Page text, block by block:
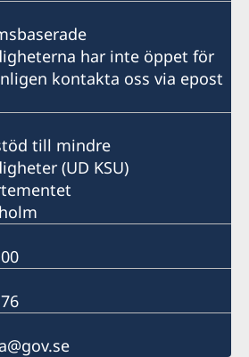
har inte öppet för
kontakta oss via epost
till mindre
(UD KSU)